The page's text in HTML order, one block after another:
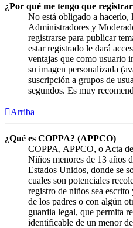
¿Por qué me tengo que
No está obligado a hacerlo,
Administradores y
registrarse para publicar
estar registrado le dará
ventajas que como usuario
su imagen personalizada
suscripción a grupos de
segundos. Es muy
Arriba
¿Qué es COPPA? (APPCO)
COPPA, APPCO, o Acta
Niños menores de 13 años
Estados Unidos, donde se
cuales son potenciales
registro de niños sea
de los padres o con algún
guardia legal, que permita
identificable de un menor